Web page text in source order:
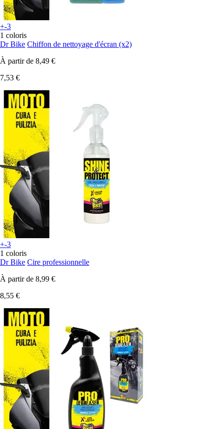
+-3
1 coloris
Dr Bike Chiffon de nettoyage d'écran (x2)
À partir de 8,49 €
7,53 €
+-3
1 coloris
Dr Bike Cire professionnelle
À partir de 8,99 €
8,55 €